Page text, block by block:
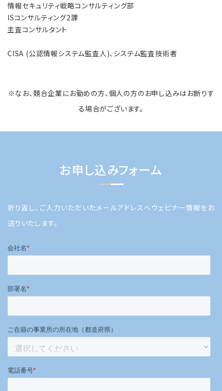
情報セキュリティ戦略コンサルティング部
ISコンサルティング2課
主査コンサルタント
CISA (公認情報システム監査人)、システム監査技術者
※なお、競合企業にお勤めの方、個人の方のお申し込みはお断りす
る場合がございます。
お申し込みフォーム
折り返し、ご入力いただいたメールアドレスへウェビナー情報をお
送りいたします。